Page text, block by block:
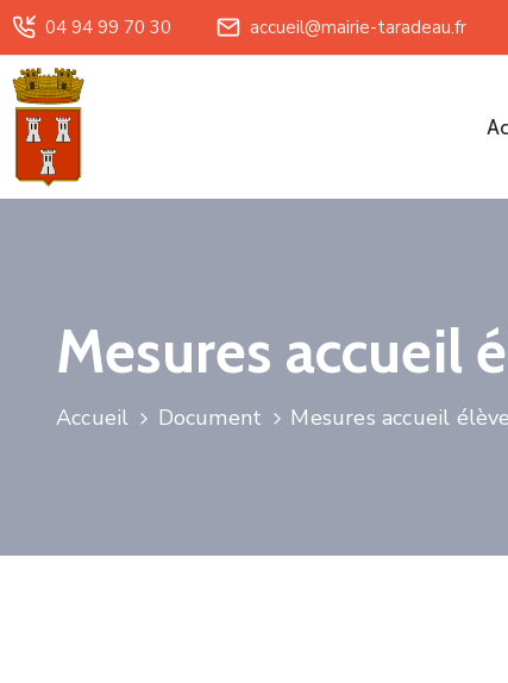
04 94 99 70 30 accueil@mairie-taradeau.fr
Mesures accueil
Accueil Document Mesures accueil